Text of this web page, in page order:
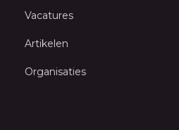
Vacatures
Artikelen
Organisaties